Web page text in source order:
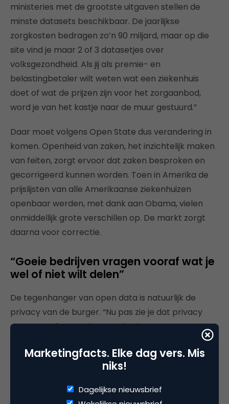
ministeries met de grootste uitgaven stellen de
minste datasets beschikbaar. De jaarlijkse
zorgkosten bedragen zo’n 90 miljard, maar op die
site vind je maar 2 of 3 datasetjes over
volksgezondheid. Als jij als premie- en
belastingbetaler wilt weten wat een ziekenhuis
doet of wat de prijzen zijn voor het zorgaanbod,
word je van het kastje naar de muur gestuurd.”
Daar moet volgens Open State dus verandering in
komen. Openheid van zaken, het inzichtelijk maken
van feiten, zorgt ervoor dat zaken besproken en
gecorrigeerd kunnen worden. Toen in Amerika de
prijslijsten van alle Amerikaanse ziekenhuizen
openbaar werden, met dank aan Obama, vielen
onmiddellijk grote verschillen op. De markt zorgt
daarna voor correctie.
“Goeie bedrijven vragen vooraf wat je
wel of niet wilt delen”
De tegenhanger van open data is natuurlijk de
privacy van de burger. “Nu pas zie je dat privacy
een groot ding aan het worden is voor grote
verklaard.” El Fassed wijst op de ongelijke ruil die
vaak plaatsvindt wanneer je een willekeurige app
gebruikt. “Met Instagram kun je natuurlijk hele leuke
foto’s maken, maar opeens blijk je daar geen
Marketingfacts. Elke dag vers. Mis
niks!
Dagelijkse nieuwsbrief